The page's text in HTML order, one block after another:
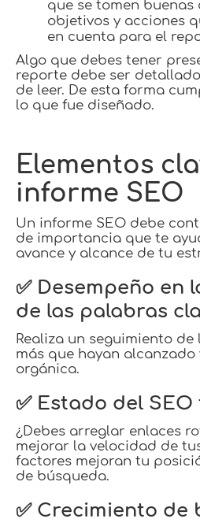
que se tomen
objetivos y acciones
en cuenta para el
Algo que debes tener
reporte debe ser
de leer. De esta forma
lo que fue diseñado.
Elementos
informe SEO
Un informe SEO debe
de importancia que te
avance y alcance de tu
✅ Desempeño en
de las palabras
Realiza un seguimiento
más que hayan
orgánica.
✅ Estado del
¿Debes arreglar enlaces
mejorar la velocidad de
factores mejoran tu
de búsqueda.
✅ Crecimiento de